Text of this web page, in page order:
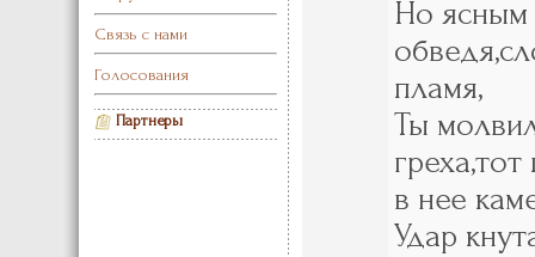
Связь с нами
Голосования
Партнеры
Но ясным
пламя,
Ты
в нее
Удар